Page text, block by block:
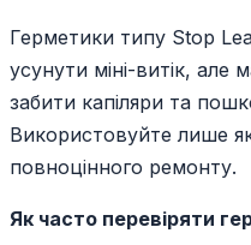
Герметики типу Stop
усунути міні-витік,
забити капіляри та
Використовуйте лише
повноцінного ремонту.
Як часто перевіряти